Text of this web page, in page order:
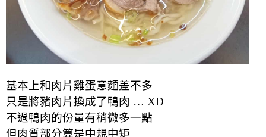
基本上和肉片雞蛋意麵差不多
只是將豬肉片換成了鴨肉 … XD
不過鴨肉的份量有稍微多一點
但肉質部分算是中規中矩